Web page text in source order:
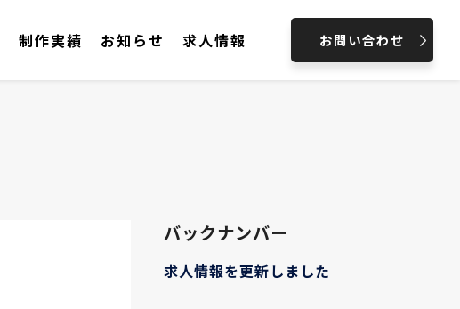
制作実績 お知らせ 求人情報 お問い合わせ
バックナンバー
求人情報を更新しました